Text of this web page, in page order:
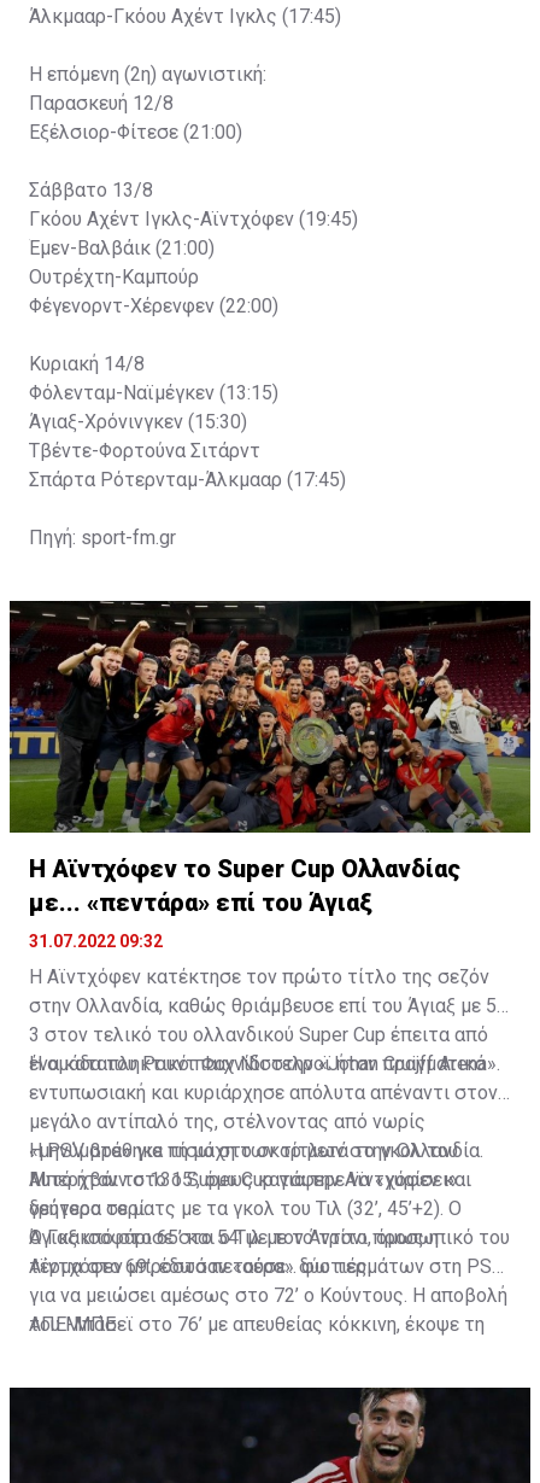
Άλκμααρ-Γκόου Αχέντ Ιγκλς (17:45)
Η επόμενη (2η) αγωνιστική:
Παρασκευή 12/8
Εξέλσιορ-Φίτεσε (21:00)
Σάββατο 13/8
Γκόου Αχέντ Ιγκλς-Αϊντχόφεν (19:45)
Έμεν-Βαλβάικ (21:00)
Ουτρέχτη-Καμπούρ
Φέγενορντ-Χέρενφεν (22:00)
Κυριακή 14/8
Φόλενταμ-Ναϊμέγκεν (13:15)
Άγιαξ-Χρόνινγκεν (15:30)
Τβέντε-Φορτούνα Σιτάρντ
Σπάρτα Ρότερνταμ-Άλκμααρ (17:45)
Πηγή: sport-fm.gr
Η Αϊντχόφεν το Super Cup Ολλανδίας
με... «πεντάρα» επί του Άγιαξ
31.07.2022 09:32
Η Αϊντχόφεν κατέκτησε τον πρώτο τίτλο της σεζόν
στην Ολλανδία, καθώς θριάμβευσε επί του Άγιαξ με 5-
3 στον τελικό του ολλανδικού Super Cup έπειτα από
ένα καταπληκτικό παιχνίδι στην «Johan Cruijff Arena».
Η ομάδα του Ρουντ Φαν Νίστελροϊ ήταν πραγματικά
εντυπωσιακή και κυριάρχησε απόλυτα απέναντι στον
μεγάλο αντίπαλό της, στέλνοντας από νωρίς
«μηνύματα» για τη μάχη των τίτλων στην Ολλανδία.
Αυτό ήταν το 13ο Super Cup για την Αϊντχόφεν και
δεύτερο σερί.
Η PSV βρέθηκε πίσω στο σκορ μετά το γκολ του
Μπερχβάιν στο 15’, όμως κατάφερε να «γυρίσει»
γρήγορα το ματς με τα γκολ του Τιλ (32’, 45’+2). Ο
Άγιαξ ισοφάρισε στο 54’ με τον Άντονι, όμως η
Αϊντχόφεν μπροστά πετούσε... φωτιές.
Ο Γκακπό στο 65’ και ο Τιλ με το τρίτο προσωπικό του
τέρμα στο 69’, έδωσαν «αέρα» δύο τερμάτων στη PSV,
για να μειώσει αμέσως στο 72’ ο Κούντους. Η αποβολή
του Μπάσεϊ στο 76’ με απευθείας κόκκινη, έκοψε τη
ΑΠΕ-ΜΠΕ